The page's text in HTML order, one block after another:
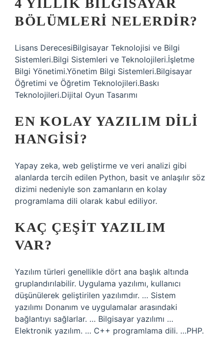
4 YILLIK BILGISAYAR
BÖLÜMLERI NELERDIR?
Lisans DerecesiBilgisayar Teknolojisi ve Bilgi
Sistemleri.Bilgi Sistemleri ve Teknolojileri.İşletme
Bilgi Yönetimi.Yönetim Bilgi Sistemleri.Bilgisayar
Öğretimi ve Öğretim Teknolojileri.Baskı
Teknolojileri.Dijital Oyun Tasarımı
EN KOLAY YAZILIM DILI
HANGISI?
Yapay zeka, web geliştirme ve veri analizi gibi
alanlarda tercih edilen Python, basit ve anlaşılır söz
dizimi nedeniyle son zamanların en kolay
programlama dili olarak kabul ediliyor.
KAÇ ÇEŞIT YAZILIM
VAR?
Yazılım türleri genellikle dört ana başlık altında
gruplandırılabilir. Uygulama yazılımı, kullanıcı
düşünülerek geliştirilen yazılımdır. … Sistem
yazılımı Donanım ve uygulamalar arasındaki
bağlantıyı sağlarlar. … Bilgisayar yazılımı …
Elektronik yazılım. … C++ programlama dili. …PHP.